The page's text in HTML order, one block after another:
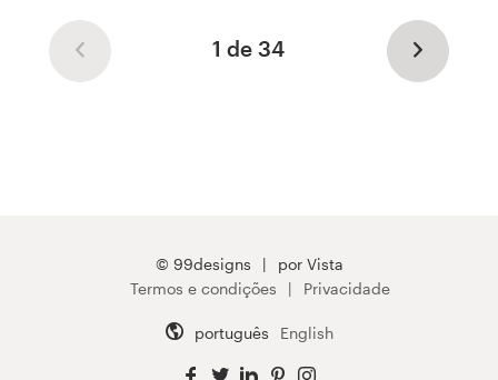
1 de 34
© 99designs
por Vista
Termos e condições
Privacidade
português English